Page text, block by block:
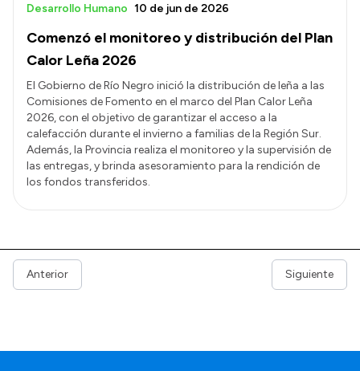
Comenzó el monitoreo y distribución del Plan
Calor Leña 2026
Desarrollo Humano 10 de jun de 2026
El Gobierno de Río Negro inició la distribución de leña a las
Comisiones de Fomento en el marco del Plan Calor Leña
2026, con el objetivo de garantizar el acceso a la
calefacción durante el invierno a familias de la Región Sur.
Además, la Provincia realiza el monitoreo y la supervisión de
las entregas, y brinda asesoramiento para la rendición de
los fondos transferidos.
Anterior Siguiente